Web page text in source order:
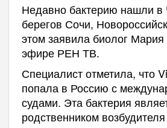
Недавно бактерию нашли
берегов Сочи,
этом заявила биолог Мария
эфире РЕН ТВ.
Специалист отметила, что
попала в Россию с
судами. Эта бактерия
родственником